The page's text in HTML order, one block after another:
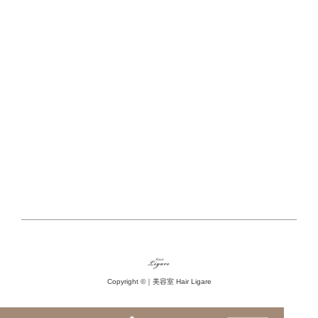
Copyright ©｜美容室 Hair Ligare